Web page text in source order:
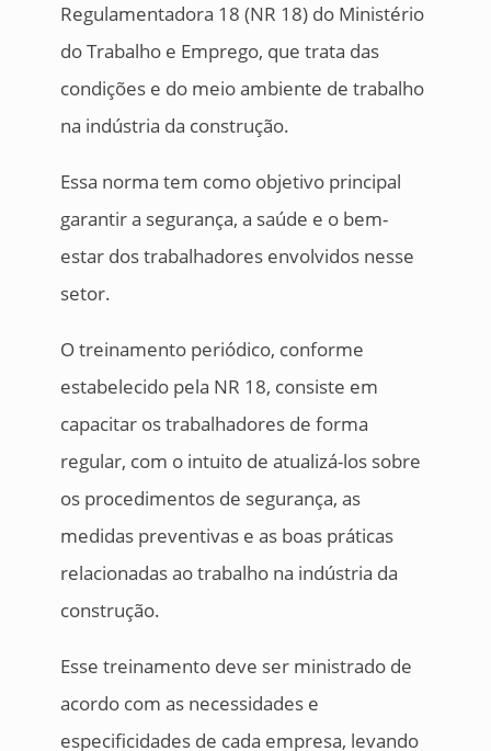
Regulamentadora 18 (NR 18) do Ministério
do Trabalho e Emprego, que trata das
condições e do meio ambiente de trabalho
na indústria da construção.
Essa norma tem como objetivo principal
garantir a segurança, a saúde e o bem-
estar dos trabalhadores envolvidos nesse
setor.
O treinamento periódico, conforme
estabelecido pela NR 18, consiste em
capacitar os trabalhadores de forma
regular, com o intuito de atualizá-los sobre
os procedimentos de segurança, as
medidas preventivas e as boas práticas
relacionadas ao trabalho na indústria da
construção.
Esse treinamento deve ser ministrado de
acordo com as necessidades e
especificidades de cada empresa, levando